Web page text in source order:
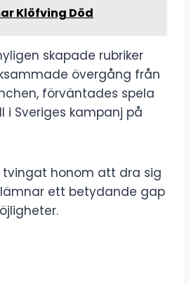
Klöfving Död
skapade rubriker
övergång från
förväntades spela
i Sveriges kampanj på
tvingat honom att dra sig
lämnar ett betydande gap